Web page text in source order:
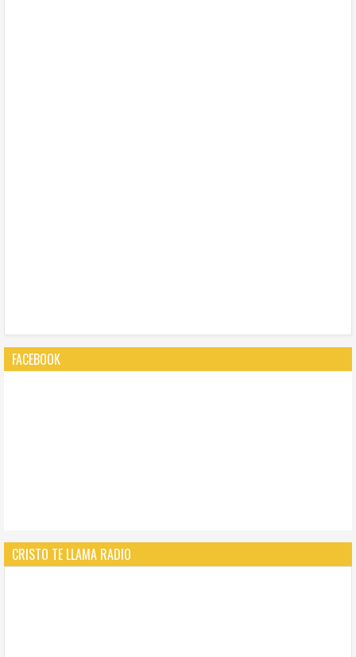
FACEBOOK
CRISTO TE LLAMA RADIO